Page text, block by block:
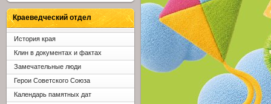
Краеведческий отдел
История края
Клин в документах и фактах
Замечательные люди
Герои Советского Союза
Календарь памятных дат